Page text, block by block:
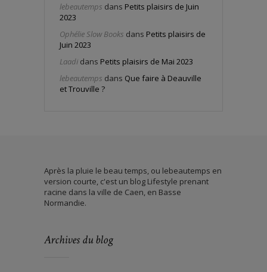
lebeautemps dans Petits plaisirs de Juin
2023
Ophélie Slow Books dans Petits plaisirs de
Juin 2023
Laadi dans Petits plaisirs de Mai 2023
lebeautemps dans Que faire à Deauville
et Trouville ?
Après la pluie le beau temps, ou lebeautemps en
version courte, c'est un blog Lifestyle prenant
racine dans la ville de Caen, en Basse
Normandie.
Archives du blog